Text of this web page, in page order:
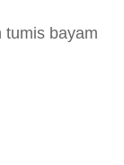
tumis bayam